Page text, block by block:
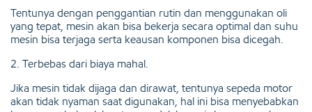
Tentunya dengan penggantian rutin dan menggunakan oli
yang tepat, mesin akan bisa bekerja secara optimal dan suhu
mesin bisa terjaga serta keausan komponen bisa dicegah.
2. Terbebas dari biaya mahal.
Jika mesin tidak dijaga dan dirawat, tentunya sepeda motor
akan tidak nyaman saat digunakan, hal ini bisa menyebabkan